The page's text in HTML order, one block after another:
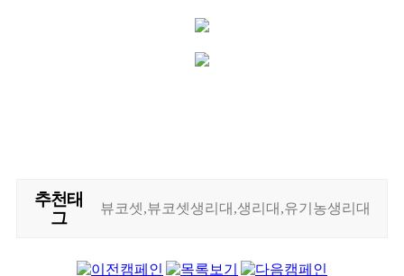
추천태
그
뷰코셋,뷰코셋생리대,생리대,유기농생리대